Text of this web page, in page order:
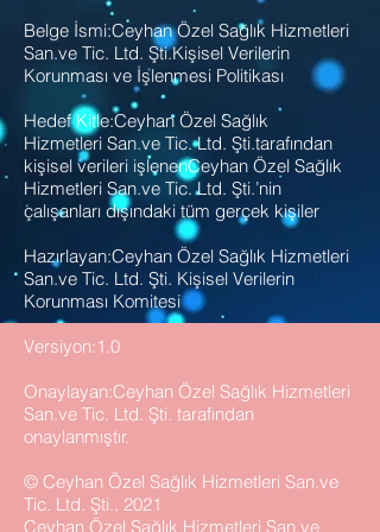
Belge İsmi:Ceyhan Özel Sağlık Hizmetleri
San.ve Tic. Ltd. Şti.Kişisel Verilerin
Korunması ve İşlenmesi Politikası
Hedef Kitle:Ceyhan Özel Sağlık
Hizmetleri San.ve Tic. Ltd. Şti.tarafından
kişisel verileri işlenenCeyhan Özel Sağlık
Hizmetleri San.ve Tic. Ltd. Şti.’nin
çalışanları dışındaki tüm gerçek kişiler
Hazırlayan:Ceyhan Özel Sağlık Hizmetleri
San.ve Tic. Ltd. Şti. Kişisel Verilerin
Korunması Komitesi
Versiyon:1.0
Onaylayan:Ceyhan Özel Sağlık Hizmetleri
San.ve Tic. Ltd. Şti. tarafından
onaylanmıştır.
© Ceyhan Özel Sağlık Hizmetleri San.ve
Tic. Ltd. Şti., 2021
Ceyhan Özel Sağlık Hizmetleri San.ve